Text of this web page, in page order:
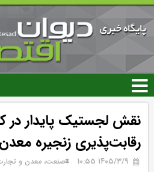
نقش لجستیک پایدار در
رقابت‌پذیری زنجیره معدن
۱۴۰۵/۳/۹ 10:55 صنعت، معدن و